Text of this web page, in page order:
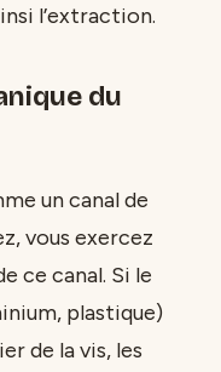
l’extraction.
du
un canal de
vous exercez
ce canal. Si le
plastique)
de la vis, les